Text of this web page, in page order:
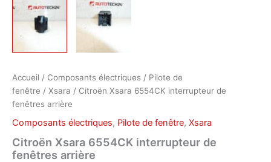
Accueil / Composants électriques / Pilote de
fenêtre / Xsara / Citroën Xsara 6554CK interrupteur de
fenêtres arrière
Composants électriques, Pilote de fenêtre, Xsara
Citroën Xsara 6554CK interrupteur de
fenêtres arrière